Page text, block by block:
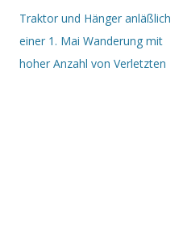
Traktor und Hänger anläßlich
einer 1. Mai Wanderung mit
hoher Anzahl von Verletzten